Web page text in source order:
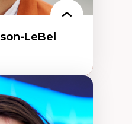
LeBel